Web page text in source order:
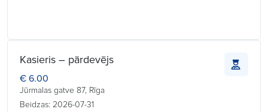
Kasieris – pārdevējs
€ 6.00
Jūrmalas gatve 87, Rīga
Beidzas: 2026-07-31